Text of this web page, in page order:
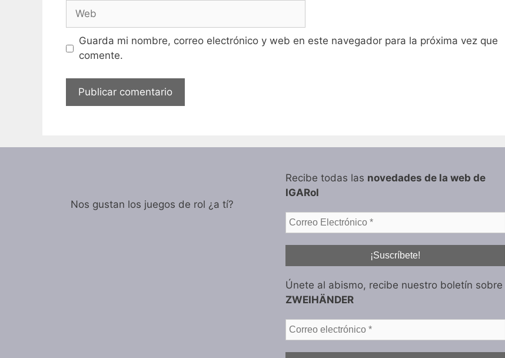
Web
Guarda mi nombre, correo electrónico y web en este navegador para la próxima vez que
comente.
Nos gustan los juegos de rol ¿a tí?
Recibe todas las novedades de la web de
IGARol
Únete al abismo, recibe nuestro boletín sobre
ZWEIHÄNDER